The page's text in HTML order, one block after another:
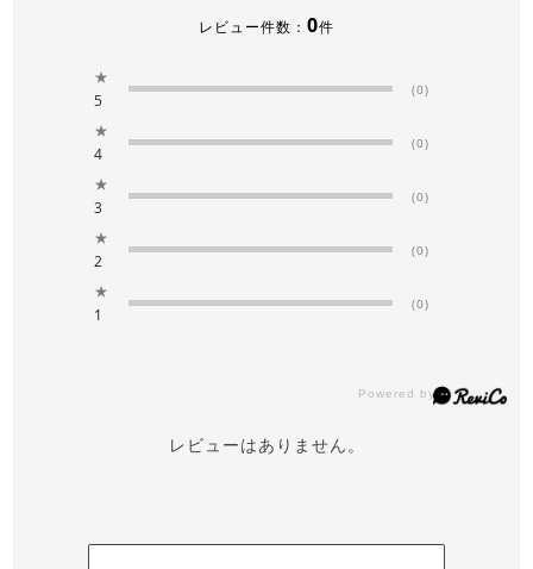
レビュー件数： 0件
★
5
(0)
★
4
(0)
★
3
(0)
★
2
(0)
★
1
(0)
レビューはありません。